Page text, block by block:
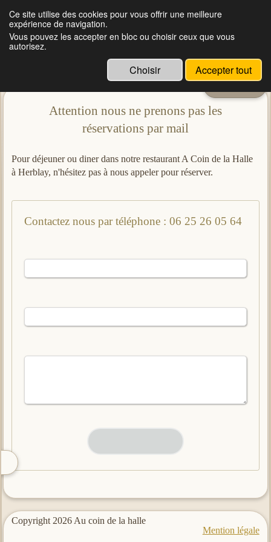
Restaurant à Herblay | Au coin de la Halle d'Herblay
Attention nous ne prenons pas les
réservations par mail
Pour déjeuner ou diner dans notre restaurant A Coin de la Halle
à Herblay, n'hésitez pas à nous appeler pour réserver.
Contactez nous par téléphone : 06 25 26 05 64
Copyright 2026 Au coin de la halle
Mention légale
Ce site utilise des cookies pour vous offrir une meilleure
expérience de navigation.
Vous pouvez les accepter en bloc ou choisir ceux que vous
autorisez.
Choisir Accepter tout